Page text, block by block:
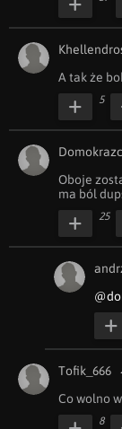
A tak że
5
Oboje
ma ból
25
Tofik_666
Co wolno
8